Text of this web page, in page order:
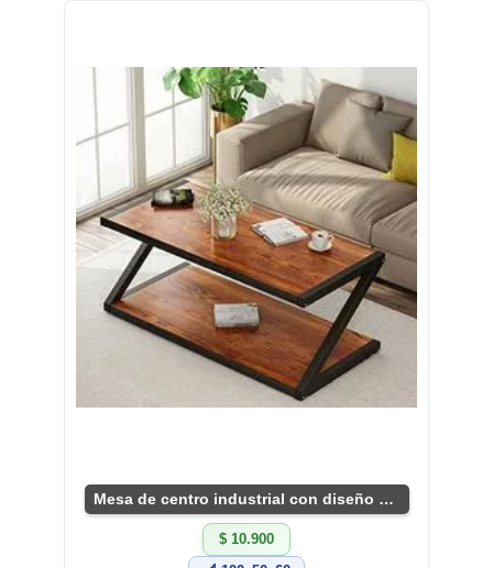
Mesa de centro industrial con diseño en Z
$ 10.900